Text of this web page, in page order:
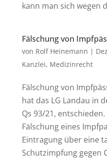
kann man sich wegen
Fälschung von
von Rolf Heinemann |
Kanzlei, Medizinrecht
Fälschung von
hat das LG Landau in
Qs 93/21,
Fälschung eines
Eintragung über eine
Schutzimpfung gegen